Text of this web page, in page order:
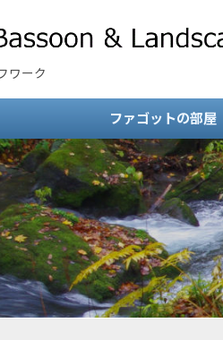
ワーク
ファゴットの部屋